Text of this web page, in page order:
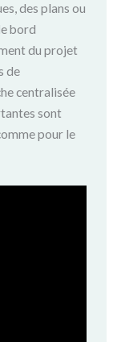
des plans ou
bord
du projet
de
centralisée
sont
pour le